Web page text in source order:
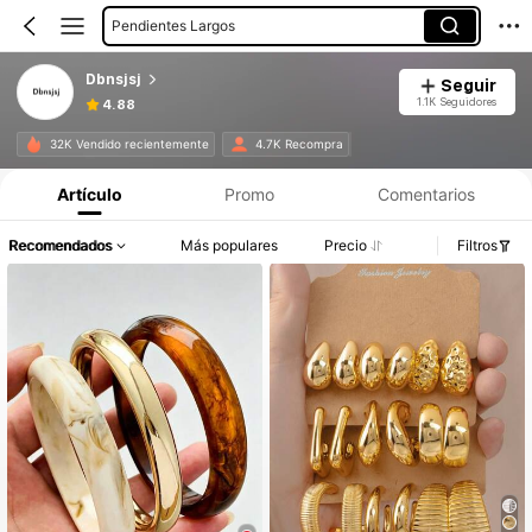
Pendientes Largos
Dbnsjsj
4.88
Seguir
1.1K Seguidores
32K Vendido recientemente 4.7K Recompra
Artículo Promo Comentarios
Recomendados Más populares Precio Filtros